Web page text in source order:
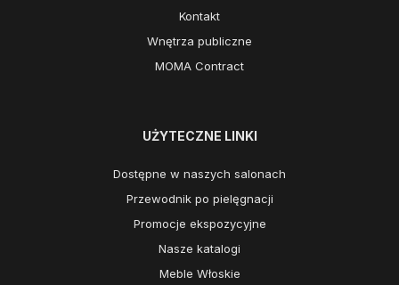
Kontakt
Wnętrza publiczne
MOMA Contract
UŻYTECZNE LINKI
Dostępne w naszych salonach
Przewodnik po pielęgnacji
Promocje ekspozycyjne
Nasze katalogi
Meble Włoskie